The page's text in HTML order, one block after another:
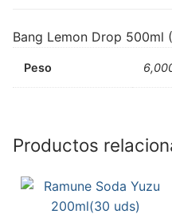
Bang Lemon Drop 500ml
Peso
Productos